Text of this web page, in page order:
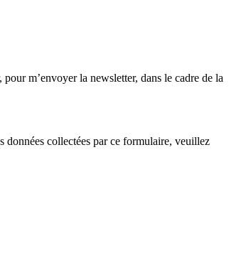
m’envoyer la newsletter, dans le cadre de la
données collectées par ce formulaire, veuillez